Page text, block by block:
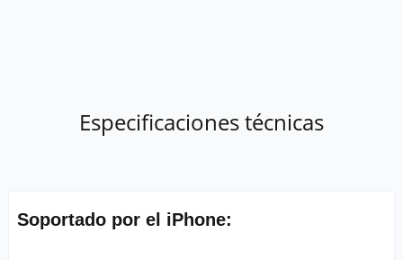
Especificaciones técnicas
Soportado por el iPhone: